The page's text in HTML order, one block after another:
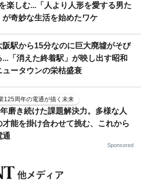
楽しむ...「人より人形を愛する男た
が奇妙な生活を始めたワケ
阪駅から15分なのに巨大廃墟がそび
...「消えた終着駅」が映し出す昭和
ュータウンの栄枯盛衰
125周年の電通が描く未来
磨き続けた課題解決力。多様な人
才能を掛け合わせて挑む、これから
通
Sponsored